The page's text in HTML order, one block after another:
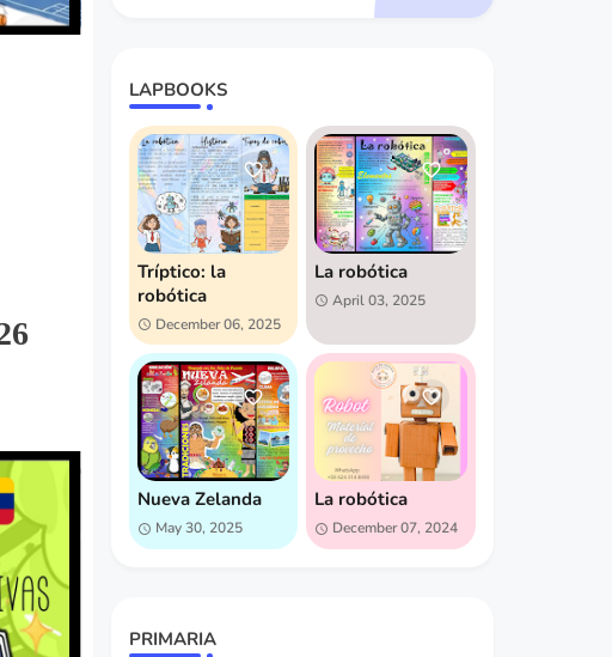
LAPBOOKS
Tríptico: la
robótica
December 06, 2025
La robótica
April 03, 2025
Nueva Zelanda
May 30, 2025
La robótica
December 07, 2024
PRIMARIA